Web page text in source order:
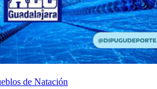
de Natación